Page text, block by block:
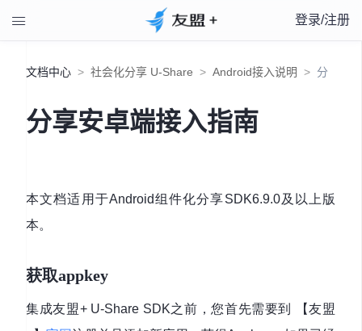
 登录/注册
文档中心 > 社会化分享 U-Share > Android接入说明 > 分
享安卓端接入指南
分享安卓端接入指南
本文档适用于Android组件化分享SDK6.9.0及以上版
本。
获取appkey
集成友盟+ U-Share SDK之前，您首先需要到 【友盟